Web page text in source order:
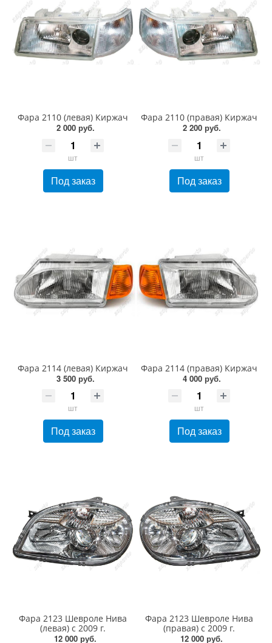
Фара 2110 (левая) Киржач
2 000 руб.
шт
Под заказ
Фара 2110 (правая) Киржач
2 200 руб.
шт
Под заказ
Фара 2114 (левая) Киржач
3 500 руб.
шт
Под заказ
Фара 2114 (правая) Киржач
4 000 руб.
шт
Под заказ
Фара 2123 Шевроле Нива
(левая) с 2009 г.
12 000 руб.
Фара 2123 Шевроле Нива
(правая) с 2009 г.
12 000 руб.